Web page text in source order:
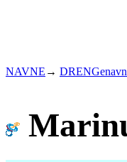
NAVNE →